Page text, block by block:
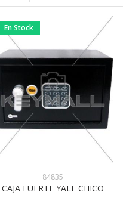
En Stock
84835
CAJA FUERTE YALE CHICO